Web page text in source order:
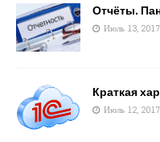
Отчёты.
Июль 13, 2017
Краткая
Июль 12, 2017